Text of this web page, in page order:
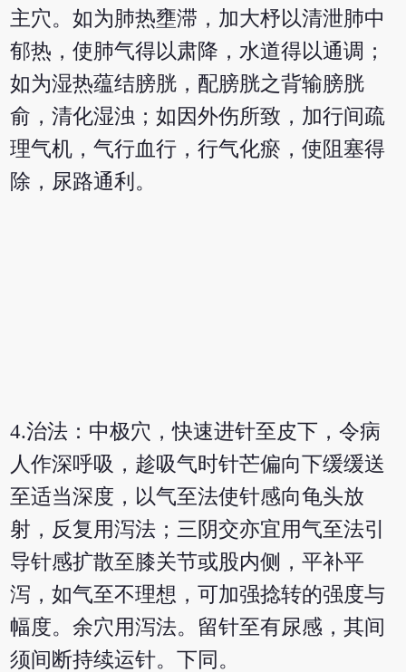
主穴。如为肺热壅滞，加大杼以清泄肺中
郁热，使肺气得以肃降，水道得以通调；
如为湿热蕴结膀胱，配膀胱之背输膀胱
俞，清化湿浊；如因外伤所致，加行间疏
理气机，气行血行，行气化瘀，使阻塞得
除，尿路通利。
4.治法：中极穴，快速进针至皮下，令病
人作深呼吸，趁吸气时针芒偏向下缓缓送
至适当深度，以气至法使针感向龟头放
射，反复用泻法；三阴交亦宜用气至法引
导针感扩散至膝关节或股内侧，平补平
泻，如气至不理想，可加强捻转的强度与
幅度。余穴用泻法。留针至有尿感，其间
须间断持续运针。下同。